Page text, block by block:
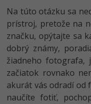
Na túto otázku sa
prístroj, pretože na
značku, opýtajte sa
dobrý známy,
žiadneho fotografa,
začiatok rovnako
akurát vás odradí od
naučíte fotiť,